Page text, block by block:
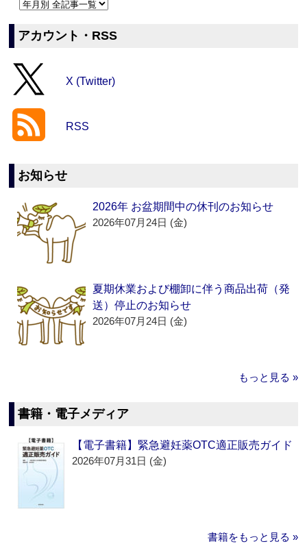
アカウント・RSS
X (Twitter)
RSS
お知らせ
2026年 お盆期間中の休刊のお知らせ
2026年07月24日 (金)
夏期休業および棚卸に伴う商品出荷（発
送）停止のお知らせ
2026年07月24日 (金)
もっと見る »
書籍・電子メディア
【電子書籍】緊急避妊薬OTC適正販売ガイド
2026年07月31日 (金)
書籍をもっと見る »